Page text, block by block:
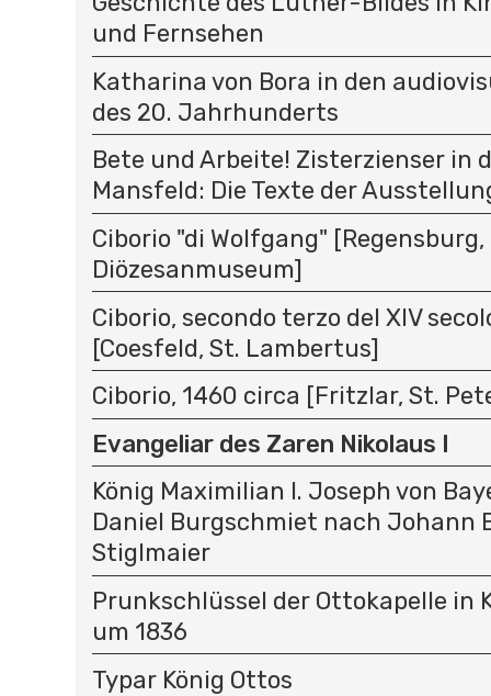
und Fernsehen
Katharina von Bora in den
des 20. Jahrhunderts
Bete und Arbeite! Zisterzienser in
Mansfeld: Die Texte der
Ciborio "di Wolfgang" [Regensburg,
Diözesanmuseum]
Ciborio, secondo terzo del XIV
[Coesfeld, St. Lambertus]
Ciborio, 1460 circa [Fritzlar, St.
Evangeliar des Zaren Nikolaus I
König Maximilian I. Joseph von
Daniel Burgschmiet nach Johann
Stiglmaier
Prunkschlüssel der Ottokapelle in
um 1836
Typar König Ottos